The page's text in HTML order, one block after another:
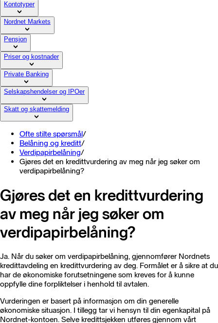
Kontotyper
Nordnet Markets
Pensjon
Priser og kostnader
Private Banking
Selskapshendelser og IPOer
Skatt og skattemelding
Ofte stilte spørsmål/
Belåning og kreditt/
Verdipapirbelåning/
Gjøres det en kredittvurdering av meg når jeg søker om
verdipapirbelåning?
Gjøres det en kredittvurdering
av meg når jeg søker om
verdipapirbelåning?
Ja. Når du søker om verdipapirbelåning, gjennomfører Nordnets
kredittavdeling en kredittvurdering av deg. Formålet er å sikre at du
har de økonomiske forutsetningene som kreves for å kunne
oppfylle dine forpliktelser i henhold til avtalen.
Vurderingen er basert på informasjon om din generelle
økonomiske situasjon. I tillegg tar vi hensyn til din egenkapital på
Nordnet-kontoen. Selve kredittsjekken utføres gjennom vårt